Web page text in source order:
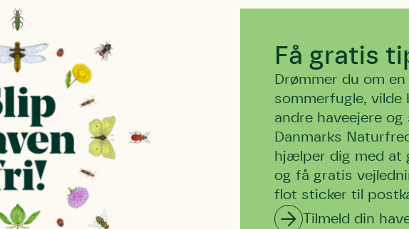
Få gratis
Drømmer du om
sommerfugle, vilde
andre haveejere
Danmarks
hjælper dig med at
og få gratis
flot sticker til
Tilmeld din